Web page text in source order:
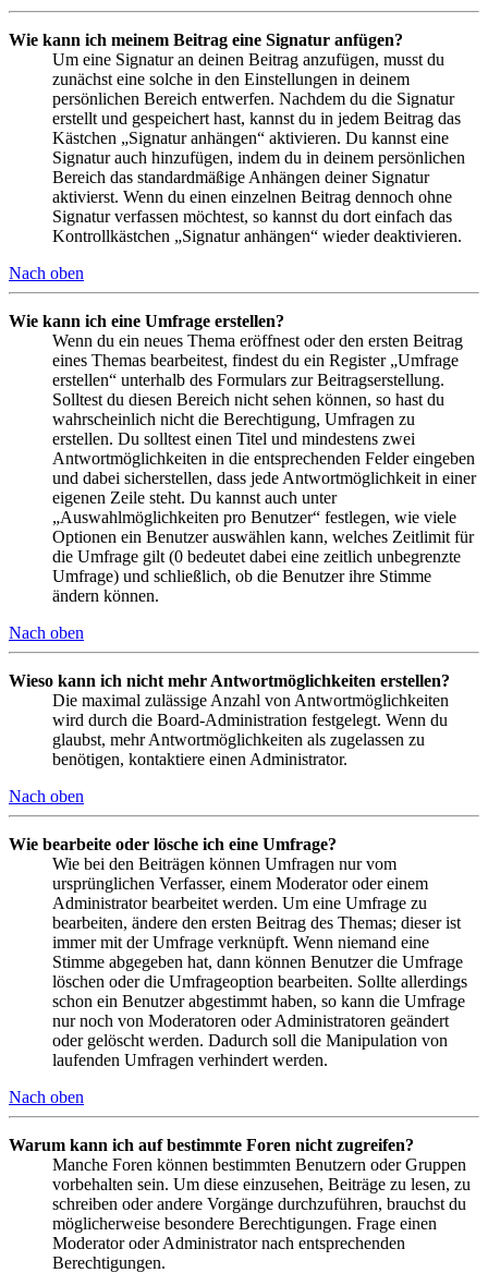
Wie kann ich meinem Beitrag eine Signatur anfügen?
Um eine Signatur an deinen Beitrag anzufügen, musst du
zunächst eine solche in den Einstellungen in deinem
persönlichen Bereich entwerfen. Nachdem du die Signatur
erstellt und gespeichert hast, kannst du in jedem Beitrag das
Kästchen „Signatur anhängen“ aktivieren. Du kannst eine
Signatur auch hinzufügen, indem du in deinem persönlichen
Bereich das standardmäßige Anhängen deiner Signatur
aktivierst. Wenn du einen einzelnen Beitrag dennoch ohne
Signatur verfassen möchtest, so kannst du dort einfach das
Kontrollkästchen „Signatur anhängen“ wieder deaktivieren.
Nach oben
Wie kann ich eine Umfrage erstellen?
Wenn du ein neues Thema eröffnest oder den ersten Beitrag
eines Themas bearbeitest, findest du ein Register „Umfrage
erstellen“ unterhalb des Formulars zur Beitragserstellung.
Solltest du diesen Bereich nicht sehen können, so hast du
wahrscheinlich nicht die Berechtigung, Umfragen zu
erstellen. Du solltest einen Titel und mindestens zwei
Antwortmöglichkeiten in die entsprechenden Felder eingeben
und dabei sicherstellen, dass jede Antwortmöglichkeit in einer
eigenen Zeile steht. Du kannst auch unter
„Auswahlmöglichkeiten pro Benutzer“ festlegen, wie viele
Optionen ein Benutzer auswählen kann, welches Zeitlimit für
die Umfrage gilt (0 bedeutet dabei eine zeitlich unbegrenzte
Umfrage) und schließlich, ob die Benutzer ihre Stimme
ändern können.
Nach oben
Wieso kann ich nicht mehr Antwortmöglichkeiten erstellen?
Die maximal zulässige Anzahl von Antwortmöglichkeiten
wird durch die Board-Administration festgelegt. Wenn du
glaubst, mehr Antwortmöglichkeiten als zugelassen zu
benötigen, kontaktiere einen Administrator.
Nach oben
Wie bearbeite oder lösche ich eine Umfrage?
Wie bei den Beiträgen können Umfragen nur vom
ursprünglichen Verfasser, einem Moderator oder einem
Administrator bearbeitet werden. Um eine Umfrage zu
bearbeiten, ändere den ersten Beitrag des Themas; dieser ist
immer mit der Umfrage verknüpft. Wenn niemand eine
Stimme abgegeben hat, dann können Benutzer die Umfrage
löschen oder die Umfrageoption bearbeiten. Sollte allerdings
schon ein Benutzer abgestimmt haben, so kann die Umfrage
nur noch von Moderatoren oder Administratoren geändert
oder gelöscht werden. Dadurch soll die Manipulation von
laufenden Umfragen verhindert werden.
Nach oben
Warum kann ich auf bestimmte Foren nicht zugreifen?
Manche Foren können bestimmten Benutzern oder Gruppen
vorbehalten sein. Um diese einzusehen, Beiträge zu lesen, zu
schreiben oder andere Vorgänge durchzuführen, brauchst du
möglicherweise besondere Berechtigungen. Frage einen
Moderator oder Administrator nach entsprechenden
Berechtigungen.